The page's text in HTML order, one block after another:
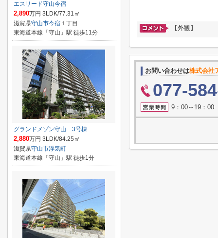
【外観】
お問い合わせは株式会社
077-
9：00～19：00
エスリード守山今宿
2,890万円 3LDK/77.31㎡
滋賀県守山市今宿 １丁目
東海道本線「守山」駅 徒歩11分
グランドメゾン守山 3号棟
2,880万円 3LDK/84.25㎡
滋賀県守山市浮気町
東海道本線「守山」駅 徒歩1分